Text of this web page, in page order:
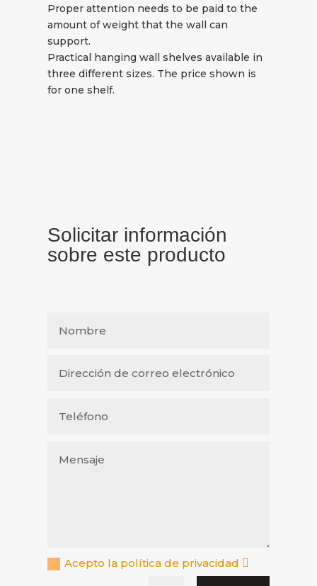
Proper attention needs to be paid to the
amount of weight that the wall can
support.
Practical hanging wall shelves available in
three different sizes. The price shown is
for one shelf.
Solicitar información
sobre este producto
Acepto la política de privacidad